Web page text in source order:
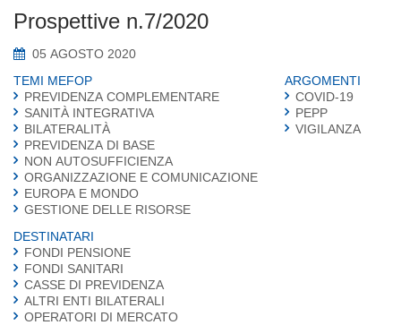
Prospettive n.7/2020
05 AGOSTO 2020
TEMI MEFOP
PREVIDENZA COMPLEMENTARE
SANITÀ INTEGRATIVA
BILATERALITÀ
PREVIDENZA DI BASE
NON AUTOSUFFICIENZA
ORGANIZZAZIONE E COMUNICAZIONE
EUROPA E MONDO
GESTIONE DELLE RISORSE
ARGOMENTI
COVID-19
PEPP
VIGILANZA
DESTINATARI
FONDI PENSIONE
FONDI SANITARI
CASSE DI PREVIDENZA
ALTRI ENTI BILATERALI
OPERATORI DI MERCATO